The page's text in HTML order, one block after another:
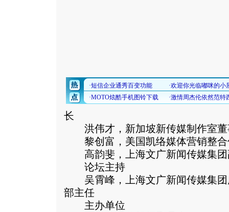
长
洪伟才，新加坡新传媒制作室董
黎创富，美国凯络媒体营销整合
高韵斐，上海文广新闻传媒集团
论坛主持
吴霄峰，上海文广新闻传媒集团
部主任
主办单位